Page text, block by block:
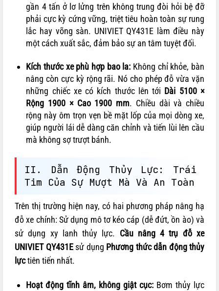
gần 4 tấn ở lơ lửng trên không trung đòi hỏi bệ đỡ
phải cực kỳ cứng vững, triệt tiêu hoàn toàn sự rung
lắc hay võng sàn. UNIVIET QY431E làm điều này
một cách xuất sắc, đảm bảo sự an tâm tuyệt đối.
Kích thước xe phù hợp bao la: Không chỉ khỏe, bàn
nâng còn cực kỳ rộng rãi. Nó cho phép đỗ vừa vặn
những chiếc xe có kích thước lên tới Dài 5100 ×
Rộng 1900 × Cao 1900 mm. Chiều dài và chiều
rộng này ôm trọn vẹn bề mặt lốp của mọi dòng xe,
giúp người lái dễ dàng căn chỉnh và tiến lùi lên cầu
mà không sợ trượt bánh.
II. Dẫn Động Thủy Lực: Trái
Tim Của Sự Mượt Mà Và An Toàn
Trên thị trường hiện nay, có hai phương pháp nâng hạ
đỗ xe chính: Sử dụng mô tơ kéo cáp (dễ đứt, ồn ào) và
sử dụng xy lanh thủy lực. Cầu nâng 4 trụ đỗ xe
UNIVIET QY431Esử dụng Phương thức dẫn động thủy
lựctiên tiến nhất.
Hoạt động tĩnh âm, không giật cục: Bơm thủy lực